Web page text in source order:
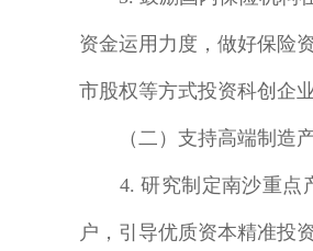
资金运用力度，做好保险
市股权等方式投资科创企
（二）支持高端制造产
4. 研究制定南沙重点产
户，引导优质资本精准投